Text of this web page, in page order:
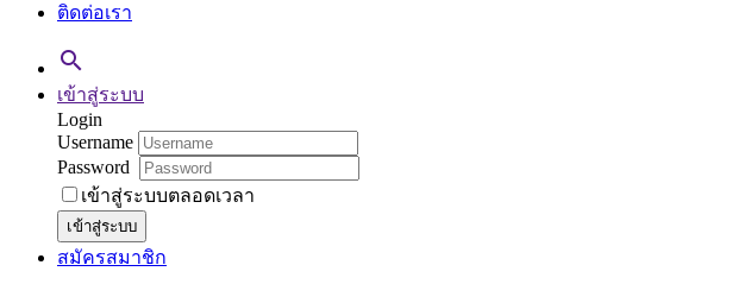
ติดต่อเรา

เข้าสู่ระบบ
Login
Username
Password
เข้าสู่ระบบตลอดเวลา
เข้าสู่ระบบ
สมัครสมาชิก